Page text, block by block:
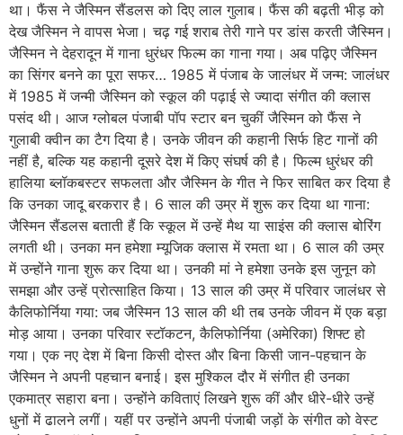
था। फैंस ने जैस्मिन सैंडलस को दिए लाल गुलाब। फैंस की बढ़ती भीड़ को
देख जैस्मिन ने वापस भेजा। चढ़ गई शराब तेरी गाने पर डांस करती जैस्मिन।
जैस्मिन ने देहरादून में गाना धुरंधर फिल्म का गाना गया। अब पढ़िए जैस्मिन
का सिंगर बनने का पूरा सफर… 1985 में पंजाब के जालंधर में जन्म: जालंधर
में 1985 में जन्मी जैस्मिन को स्कूल की पढ़ाई से ज्यादा संगीत की क्लास
पसंद थी। आज ग्लोबल पंजाबी पॉप स्टार बन चुकीं जैस्मिन को फैंस ने
गुलाबी क्वीन का टैग दिया है। उनके जीवन की कहानी सिर्फ हिट गानों की
नहीं है, बल्कि यह कहानी दूसरे देश में किए संघर्ष की है। फिल्म धुरंधर की
हालिया ब्लॉकबस्टर सफलता और जैस्मिन के गीत ने फिर साबित कर दिया है
कि उनका जादू बरकरार है। 6 साल की उम्र में शुरू कर दिया था गाना:
जैस्मिन सैंडलस बताती हैं कि स्कूल में उन्हें मैथ या साइंस की क्लास बोरिंग
लगती थी। उनका मन हमेशा म्यूजिक क्लास में रमता था। 6 साल की उम्र
में उन्होंने गाना शुरू कर दिया था। उनकी मां ने हमेशा उनके इस जुनून को
समझा और उन्हें प्रोत्साहित किया। 13 साल की उम्र में परिवार जालंधर से
कैलिफोर्निया गया: जब जैस्मिन 13 साल की थी तब उनके जीवन में एक बड़ा
मोड़ आया। उनका परिवार स्टॉकटन, कैलिफोर्निया (अमेरिका) शिफ्ट हो
गया। एक नए देश में बिना किसी दोस्त और बिना किसी जान-पहचान के
जैस्मिन ने अपनी पहचान बनाई। इस मुश्किल दौर में संगीत ही उनका
एकमात्र सहारा बना। उन्होंने कविताएं लिखने शुरू कीं और धीरे-धीरे उन्हें
धुनों में ढालने लगीं। यहीं पर उन्होंने अपनी पंजाबी जड़ों के संगीत को वेस्ट